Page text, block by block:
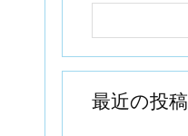
最近の投稿